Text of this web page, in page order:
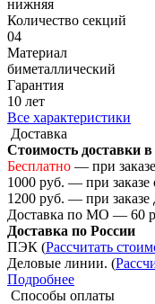
нижняя
Количество cекций
04
Материал
биметаллический
Гарантия
10 лет
Все характеристики
Доставка
Стоимость доставки
Бесплатно — при
1000 руб. — при заказе
1200 руб. — при заказе
Доставка по МО — 60
Доставка по России
ПЭК (Рассчитать
Деловые линии. (
Подробнее
Способы оплаты